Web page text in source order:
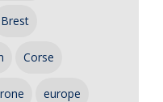
Brest
Corse
europe